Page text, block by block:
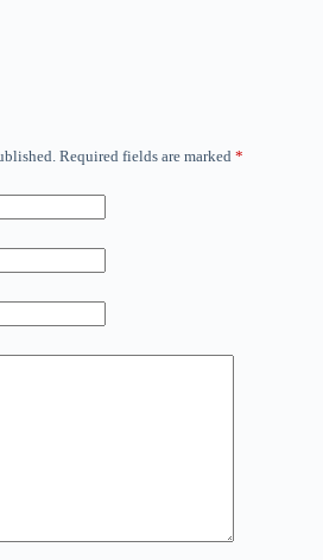
Required fields are marked *